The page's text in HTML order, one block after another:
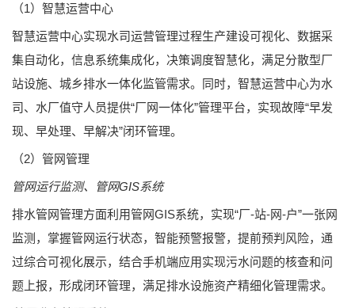
（1）智慧运营中心
智慧运营中心实现水司运营管理过程生产建设可视化、数据采
集自动化，信息系统集成化，决策调度智慧化，满足分散型厂
站设施、城乡排水一体化监管需求。同时，智慧运营中心为水
司、水厂值守人员提供“厂网一体化”管理平台，实现故障“早发
现、早处理、早解决”闭环管理。
（2）管网管理
管网运行监测、管网GIS系统
排水管网管理方面利用管网GIS系统，实现“厂-站-网-户”一张网
监测，掌握管网运行状态，智能预警报警，提前预判风险，通
过综合可视化展示，结合手机端应用实现污水问题的核查和问
题上报，形成闭环管理，满足排水设施资产精细化管理需求。